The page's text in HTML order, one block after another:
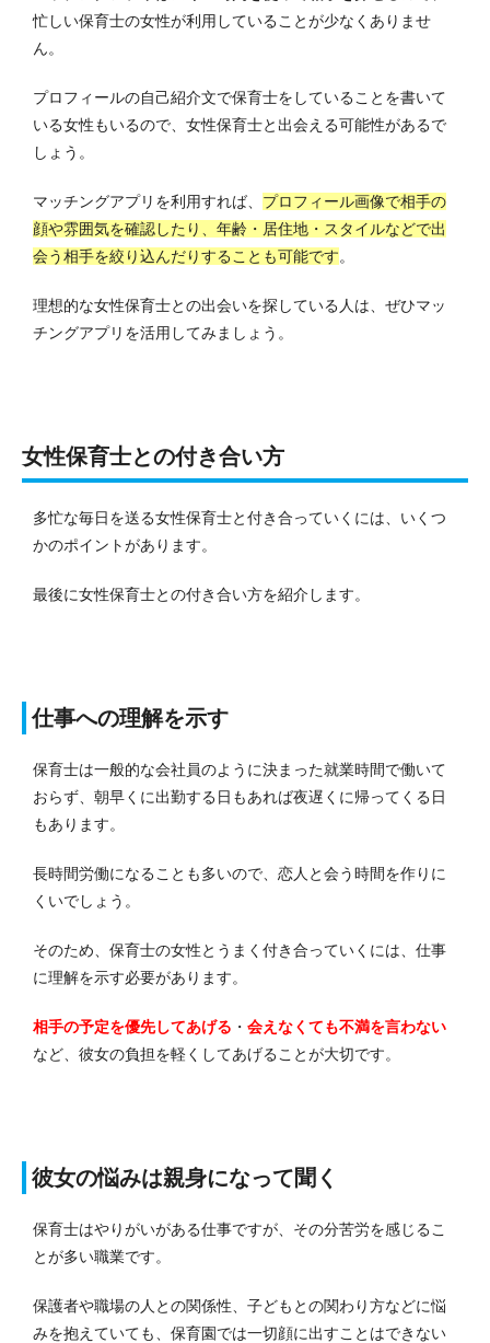
忙しい保育士の女性が利用していることが少なくありませ
ん。
プロフィールの自己紹介文で保育士をしていることを書いて
いる女性もいるので、女性保育士と出会える可能性があるで
しょう。
マッチングアプリを利用すれば、 プロフィール画像で相手の
顔や雰囲気を確認したり、年齢・居住地・スタイルなどで出
会う相手を絞り込んだりすることも可能です。
理想的な女性保育士との出会いを探している人は、ぜひマッ
チングアプリを活用してみましょう。
女性保育士との付き合い方
多忙な毎日を送る女性保育士と付き合っていくには、いくつ
かのポイントがあります。
最後に女性保育士との付き合い方を紹介します。
仕事への理解を示す
保育士は一般的な会社員のように決まった就業時間で働いて
おらず、朝早くに出勤する日もあれば夜遅くに帰ってくる日
もあります。
長時間労働になることも多いので、恋人と会う時間を作りに
くいでしょう。
そのため、保育士の女性とうまく付き合っていくには、仕事
に理解を示す必要があります。
相手の予定を優先してあげる ・ 会えなくても不満を言わない
など、彼女の負担を軽くしてあげることが大切です。
彼女の悩みは親身になって聞く
保育士はやりがいがある仕事ですが、その分苦労を感じるこ
とが多い職業です。
保護者や職場の人との関係性、子どもとの関わり方などに悩
みを抱えていても、保育園では一切顔に出すことはできない